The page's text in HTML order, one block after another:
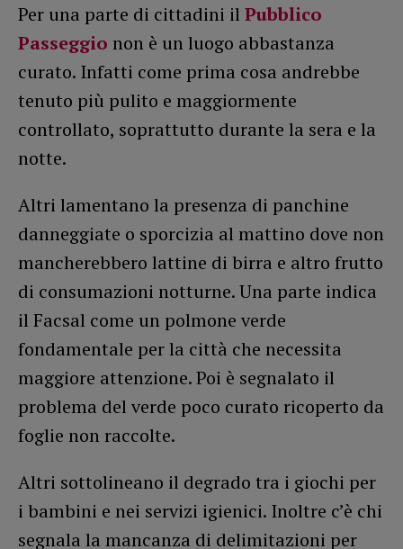
Per una parte di cittadini il Pubblico
Passeggio non è un luogo abbastanza
curato. Infatti come prima cosa andrebbe
tenuto più pulito e maggiormente
controllato, soprattutto durante la sera e la
notte.
Altri lamentano la presenza di panchine
danneggiate o sporcizia al mattino dove non
mancherebbero lattine di birra e altro frutto
di consumazioni notturne. Una parte indica
il Facsal come un polmone verde
fondamentale per la città che necessita
maggiore attenzione. Poi è segnalato il
problema del verde poco curato ricoperto da
foglie non raccolte.
Altri sottolineano il degrado tra i giochi per
i bambini e nei servizi igienici. Inoltre c’è chi
segnala la mancanza di delimitazioni per